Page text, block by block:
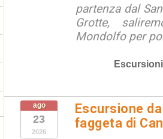
partenza dal
Grotte,
Mondolfo per
Escursioni
ago
23
2026
Escursione
faggeta di